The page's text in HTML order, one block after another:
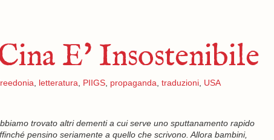
E' Insostenibile
letteratura PIIGS, propaganda traduzioni, USA
trovato altri dementi a cui serve uno sputtanamento rapido
pensino seriamente a quello che scrivono. Allora bambini,